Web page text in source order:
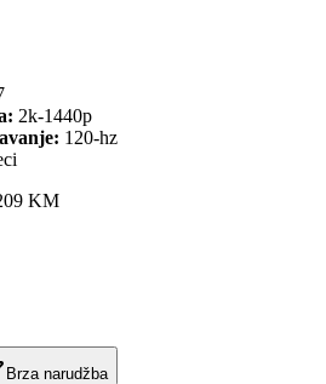
2k-1440p
120-hz
KM
Brza narudžba